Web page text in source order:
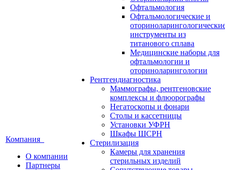
Компания
О компании
Партнеры
Офтальмология
Офтальмологические и
инструменты из
титанового сплава
Медицинские наборы для
офтальмологии и
оториноларингологии
Рентгендиагностика
Маммографы, рентгеновские
комплексы и флюорографы
Негатоскопы и фонари
Столы и кассетницы
Установки УФРН
Шкафы ШСРН
Стерилизация
Камеры для хранения
стерильных изделий